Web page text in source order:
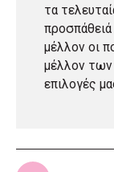
τα
μέλλον οι
μέλλον των
επιλογές